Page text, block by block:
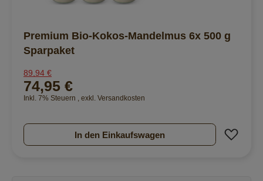
Premium Bio-Kokos-Mandelmus 6x 500 g
Sparpaket
89,94 €
74,95 €
Inkl. 7% Steuern , exkl. Versandkosten
In den Einkaufswagen